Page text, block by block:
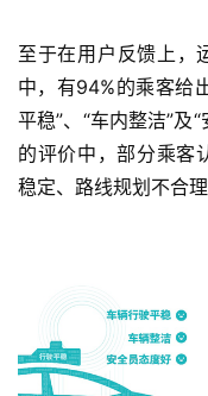
业
至于在用户反馈上，
中，有94%的乘客给
平稳”、“车内整洁”及
的评价中，部分乘客
稳定、路线规划不合